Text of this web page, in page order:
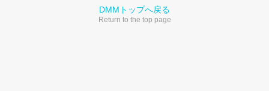
DMMトップへ戻る
Return to the top page